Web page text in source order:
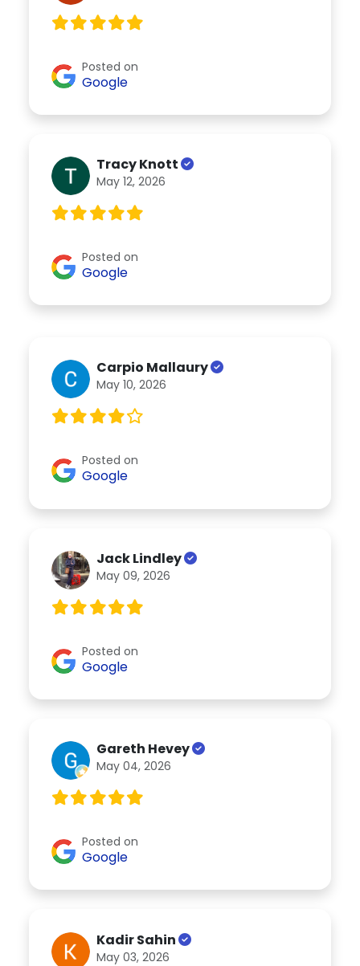
Posted on
Google
Tracy Knott
May 12, 2026
Posted on
Google
Carpio Mallaury
May 10, 2026
Posted on
Google
Jack Lindley
May 09, 2026
Posted on
Google
Gareth Hevey
May 04, 2026
Posted on
Google
Kadir Sahin
May 03, 2026